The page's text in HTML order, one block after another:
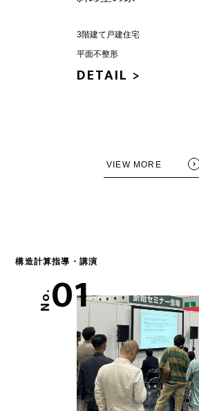
3階建て戸建住宅
平面不整形
DETAIL >
VIEW MORE
構造計算指導・講演
No.01